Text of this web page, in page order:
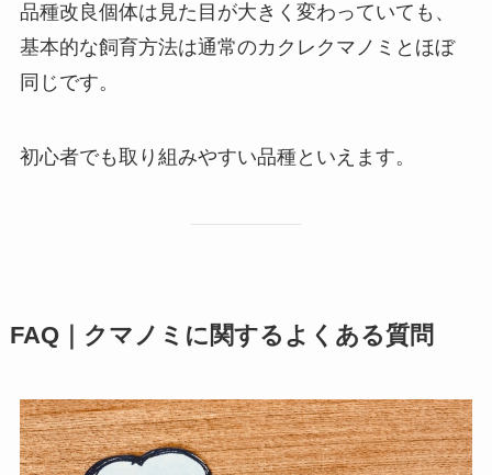
品種改良個体は見た目が大きく変わっていても、
基本的な飼育方法は通常のカクレクマノミとほぼ
同じです。
初心者でも取り組みやすい品種といえます。
FAQ｜クマノミに関するよくある質問